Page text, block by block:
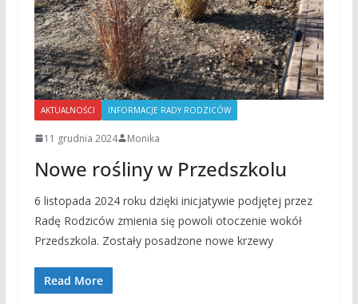
AKTUALNOŚCI INFORMACJE RADY RODZICÓW
11 grudnia 2024 Monika
Nowe rośliny w Przedszkolu
6 listopada 2024 roku dzięki inicjatywie podjętej przez
Radę Rodziców zmienia się powoli otoczenie wokół
Przedszkola. Zostały posadzone nowe krzewy
Read More